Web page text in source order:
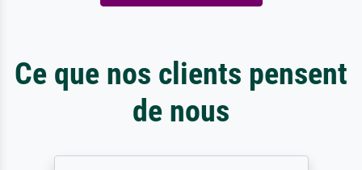
Ce que nos clients pensent
de nous